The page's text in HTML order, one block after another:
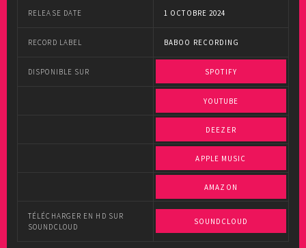
RELEASE DATE 1 OCTOBRE 2024
RECORD LABEL BABOO RECORDING
DISPONIBLE SUR SPOTIFY
YOUTUBE
DEEZER
APPLE MUSIC
AMAZON
TÉLÉCHARGER EN HD SUR
SOUNDCLOUD
SOUNDCLOUD